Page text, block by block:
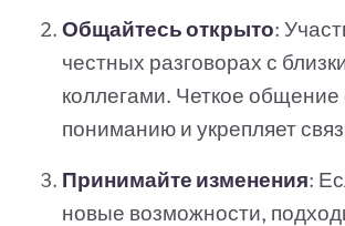
Общайтесь открыто:
честных разговорах с
коллегами. Четкое общение
пониманию и укрепляет
Принимайте изменения:
новые возможности,